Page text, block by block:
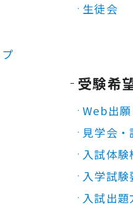
生徒会
受験希
Web出願
見学会
入試体験
入学試験
入試出題